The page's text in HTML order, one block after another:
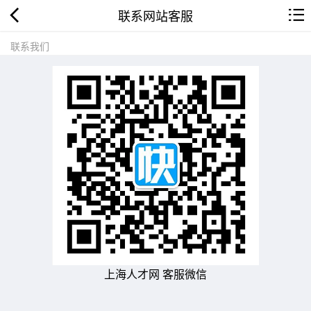
联系网站客服
联系我们
上海人才网 客服微信